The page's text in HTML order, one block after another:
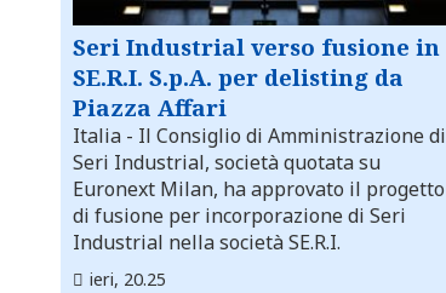
Seri Industrial verso fusione in
SE.R.I. S.p.A. per delisting da
Piazza Affari
Italia - Il Consiglio di Amministrazione di
Seri Industrial, società quotata su
Euronext Milan, ha approvato il progetto
di fusione per incorporazione di Seri
Industrial nella società SE.R.I.
ieri, 20.25